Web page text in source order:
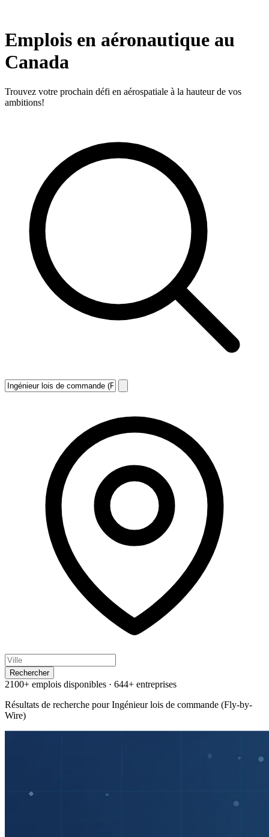
Emplois en aéronautique au
Canada
Trouvez votre prochain défi en aérospatiale à la hauteur de vos
ambitions!
Rechercher
2100+ emplois disponibles · 644+ entreprises
Résultats de recherche pourIngénieur lois de commande (Fly-by-
Wire)